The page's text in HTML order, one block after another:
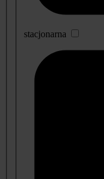
stacjonarna